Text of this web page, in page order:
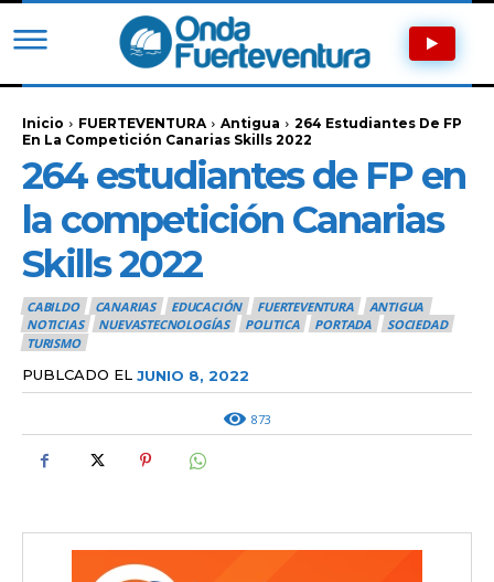
Inicio FUERTEVENTURA Antigua
264 Estudiantes De FP
En La Competición Canarias Skills 2022
264 estudiantes de FP en
la competición Canarias
Skills 2022
CABILDO CANARIAS EDUCACIÓN FUERTEVENTURA
ANTIGUA
NOTICIAS
NUEVASTECNOLOGÍAS POLITICA PORTADA
SOCIEDAD
TURISMO
PUBLCADO EL JUNIO 8, 2022
873